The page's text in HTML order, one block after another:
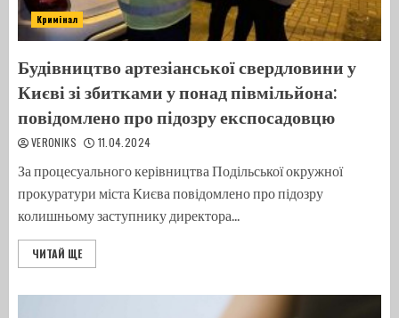
Кримінал
Будівництво артезіанської свердловини у
Києві зі збитками у понад півмільйона:
повідомлено про підозру експосадовцю
VERONIKS 11.04.2024
За процесуального керівництва Подільської окружної
прокуратури міста Києва повідомлено про підозру
колишньому заступнику директора...
ЧИТАЙ ЩЕ